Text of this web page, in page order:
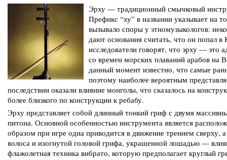
Эрху — традиционный смычковый
Префикс “ху” в названии указывает на
вызывало споры у этномузыкологов:
дают основания считать, что он попал в
исследователи говорят, что эрху — это
со времен морских плаваний арабов
данный момент известно, что самые
поэтому наиболее вероятным
последствии оказали влияние монголы, что сказалось на
более близкого по конструкции к ребабу.
Эрху представляет собой длинный тонкий гриф с двумя
питона. Основной особенностью инструмента является
образом при игре одна приводится в движение трением
волоса и изогнутой головой грифа, украшенной лошадью —
флажолетная техника вибрато, которую предполагает круглый